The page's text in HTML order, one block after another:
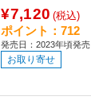
¥7,120 (税込)
ポイント：712
発売日：2023年頃発売
お取り寄せ